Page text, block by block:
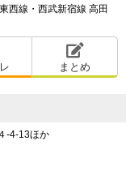
西線・西武新宿線 高田
まとめ
-4-13ほか